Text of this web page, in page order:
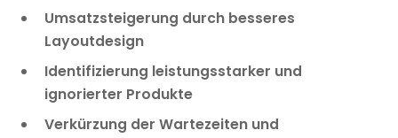
Umsatzsteigerung durch besseres
Layoutdesign
Identifizierung leistungsstarker und
ignorierter Produkte
Verkürzung der Wartezeiten und